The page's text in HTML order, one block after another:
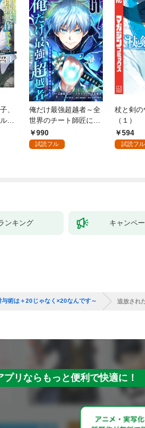
、
で
最
う
俺だけ最強超越者～全
世界のチート師匠に認
められた～【単行本】
（１）
990
試読フル
杖と剣の
（１）
594
試読フル
ンキング キャンペ
術は＋20じゃなく×20なんです～ 追放され
プリならもっと便利で快適に！